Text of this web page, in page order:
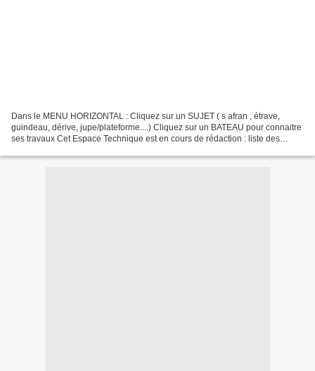
Dans le MENU HORIZONTAL : Cliquez sur un SUJET ( s afran , étrave,
guindeau, dérive, jupe/plateforme....) Cliquez sur un BATEAU pour connaitre
ses travaux Cet Espace Technique est en cours de rédaction : liste des